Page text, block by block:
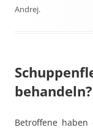
Andrej.
behandeln?
Betroffene